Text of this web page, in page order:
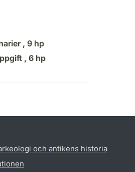
, 9 hp
, 6 hp
och antikens historia